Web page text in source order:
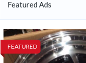
Featured Ads
FEATURED